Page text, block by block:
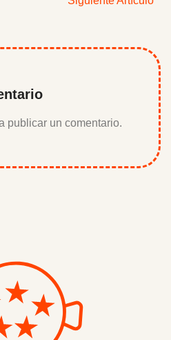
publicar un comentario.